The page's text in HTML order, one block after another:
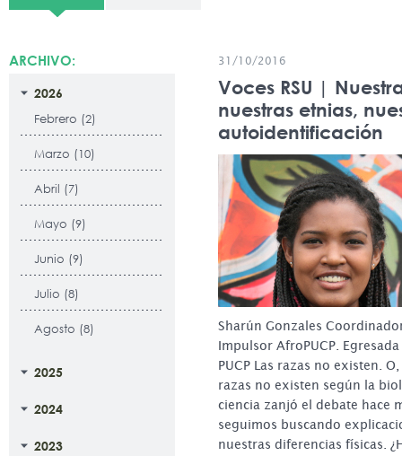
ARCHIVO:
2026
Febrero (2)
Marzo (10)
Abril (7)
Mayo (9)
Junio (9)
Julio (8)
Agosto (8)
2025
2024
2023
31/10/2016
Voces RSU |
nuestras etnias,
autoidentificación
Sharún Gonzales
Impulsor AfroPUCP.
PUCP Las razas no existen.
razas no existen según la
ciencia zanjó el debate hace
seguimos buscando
nuestras diferencias físicas.